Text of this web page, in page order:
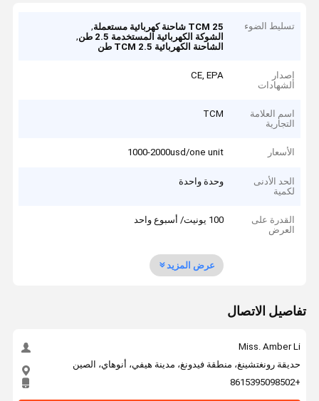
تسليط الضوء TCM 25 شاحنة كهربائية مستعملة
,
الشوكة الكهربائية المستخدمة 2.5 طن
,
الشاحنة الكهربائية TCM 2.5 طن
إصدار
الشهادات
CE, EPA
اسم العلامة
التجارية
TCM
الأسعار 1000-2000usd/one unit
الحد الأدنى
لكمية
وحدة واحدة
القدرة على
العرض
100 يونيت/ أسبوع واحد
عرض المزيد
تفاصيل الاتصال
Miss. Amber Li
حديقة رونغتشينغ، منطقة فيدونغ، مدينة هيفي، أنوهاي، الصين
+8615395098502